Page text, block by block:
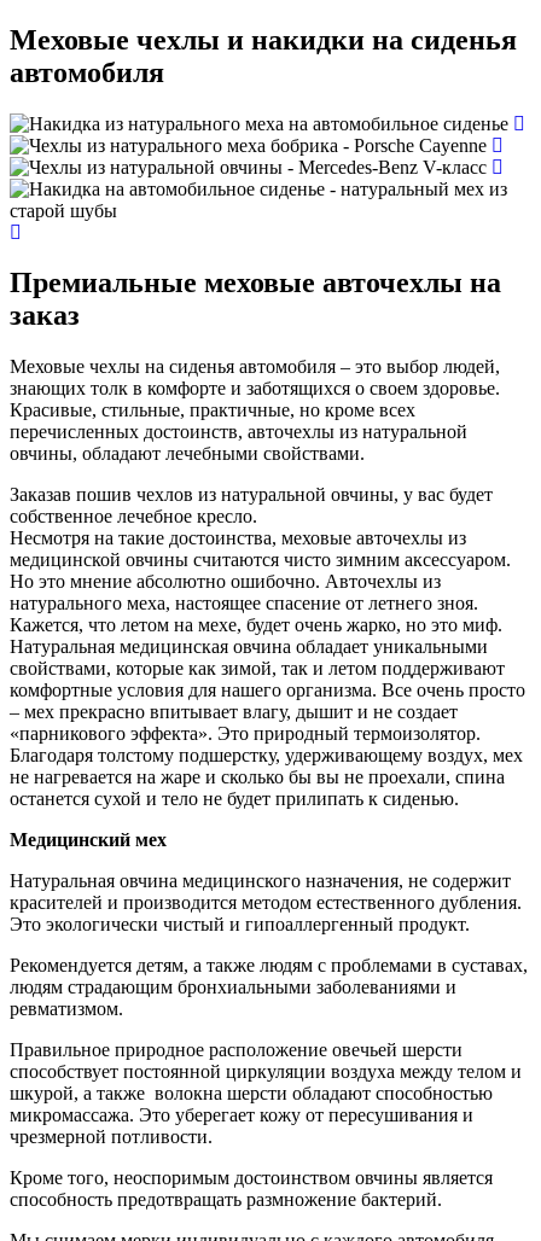
Меховые чехлы и накидки на сиденья
автомобиля
Премиальные меховые авточехлы на
заказ
Меховые чехлы на сиденья автомобиля – это выбор людей,
знающих толк в комфорте и заботящихся о своем здоровье.
Красивые, стильные, практичные, но кроме всех
перечисленных достоинств, авточехлы из натуральной
овчины, обладают лечебными свойствами.
Заказав пошив чехлов из натуральной овчины, у вас будет
собственное лечебное кресло.
Несмотря на такие достоинства, меховые авточехлы из
медицинской овчины считаются чисто зимним аксессуаром.
Но это мнение абсолютно ошибочно. Авточехлы из
натурального меха, настоящее спасение от летнего зноя.
Кажется, что летом на мехе, будет очень жарко, но это миф.
Натуральная медицинская овчина обладает уникальными
свойствами, которые как зимой, так и летом поддерживают
комфортные условия для нашего организма. Все очень просто
– мех прекрасно впитывает влагу, дышит и не создает
«парникового эффекта». Это природный термоизолятор.
Благодаря толстому подшерстку, удерживающему воздух, мех
не нагревается на жаре и сколько бы вы не проехали, спина
останется сухой и тело не будет прилипать к сиденью.
Медицинский мех
Натуральная овчина медицинского назначения, не содержит
красителей и производится методом естественного дубления.
Это экологически чистый и гипоаллергенный продукт.
Рекомендуется детям, а также людям с проблемами в суставах,
людям страдающим бронхиальными заболеваниями и
ревматизмом.
Правильное природное расположение овечьей шерсти
способствует постоянной циркуляции воздуха между телом и
шкурой, а также волокна шерсти обладают способностью
микромассажа. Это уберегает кожу от пересушивания и
чрезмерной потливости.
Кроме того, неоспоримым достоинством овчины является
способность предотвращать размножение бактерий.